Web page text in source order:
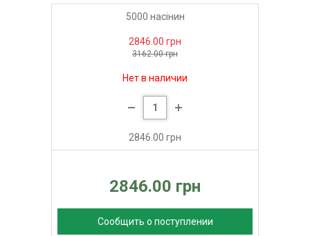
5000 насінин
2846.00 грн
3162.00 грн
Нет в наличии
2846.00 грн
2846.00 грн
Сообщить о поступлении